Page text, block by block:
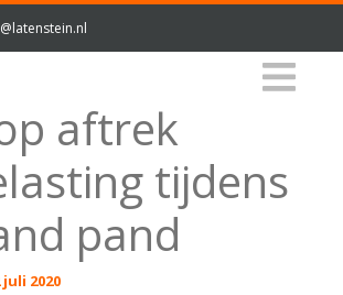
aftrek
tijdens
pand
juli 2020